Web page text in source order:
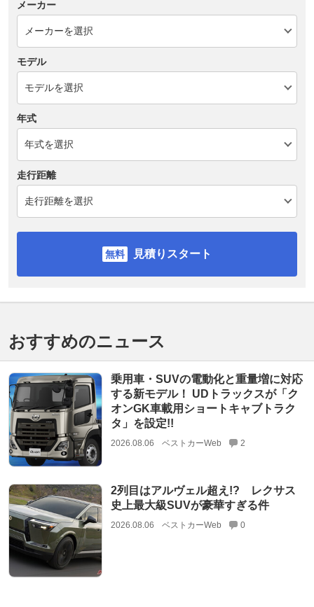
メーカー
モデル
年式
走行距離
見積りスタート
おすすめのニュース
乗用車・SUVの電動化と重量増に対応
する新モデル！ UDトラックスが「ク
オンGK車載用ショートキャブトラク
タ」を設定!!
2026.08.06 ベストカーWeb 2
2列目はアルヴェル超え!? レクサス
史上最大級SUVが豪華すぎる件
2026.08.06 ベストカーWeb 0